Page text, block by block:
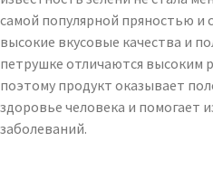
самой популярной пряностью и
высокие вкусовые качества и
петрушке отличаются высоким
поэтому продукт оказывает
здоровье человека и помогает
заболеваний.